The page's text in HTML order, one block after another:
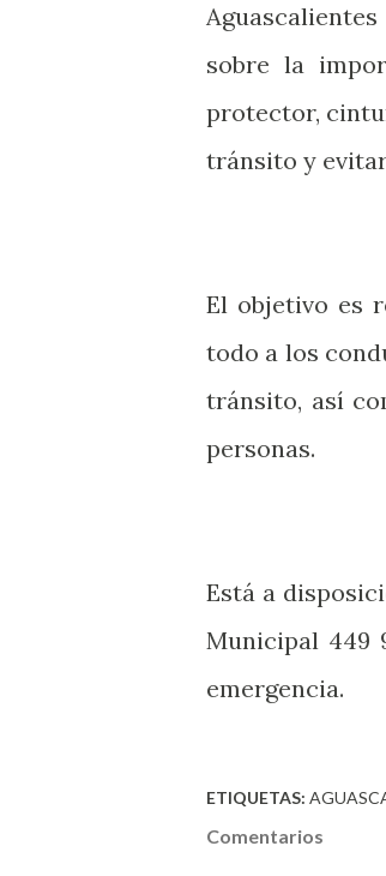
sobre la
protector,
tránsito y
El objetivo es
todo a los
tránsito, así
personas.
Está a
Municipal 449
emergencia.
ETIQUETAS:
Comentarios